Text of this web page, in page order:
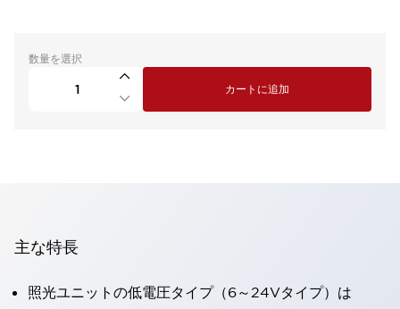
数量を選択
カートに追加
主な特長
照光ユニットの低電圧タイプ（6～24Vタイプ）は